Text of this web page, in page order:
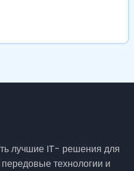
лучшие IT- решения для
технологии и